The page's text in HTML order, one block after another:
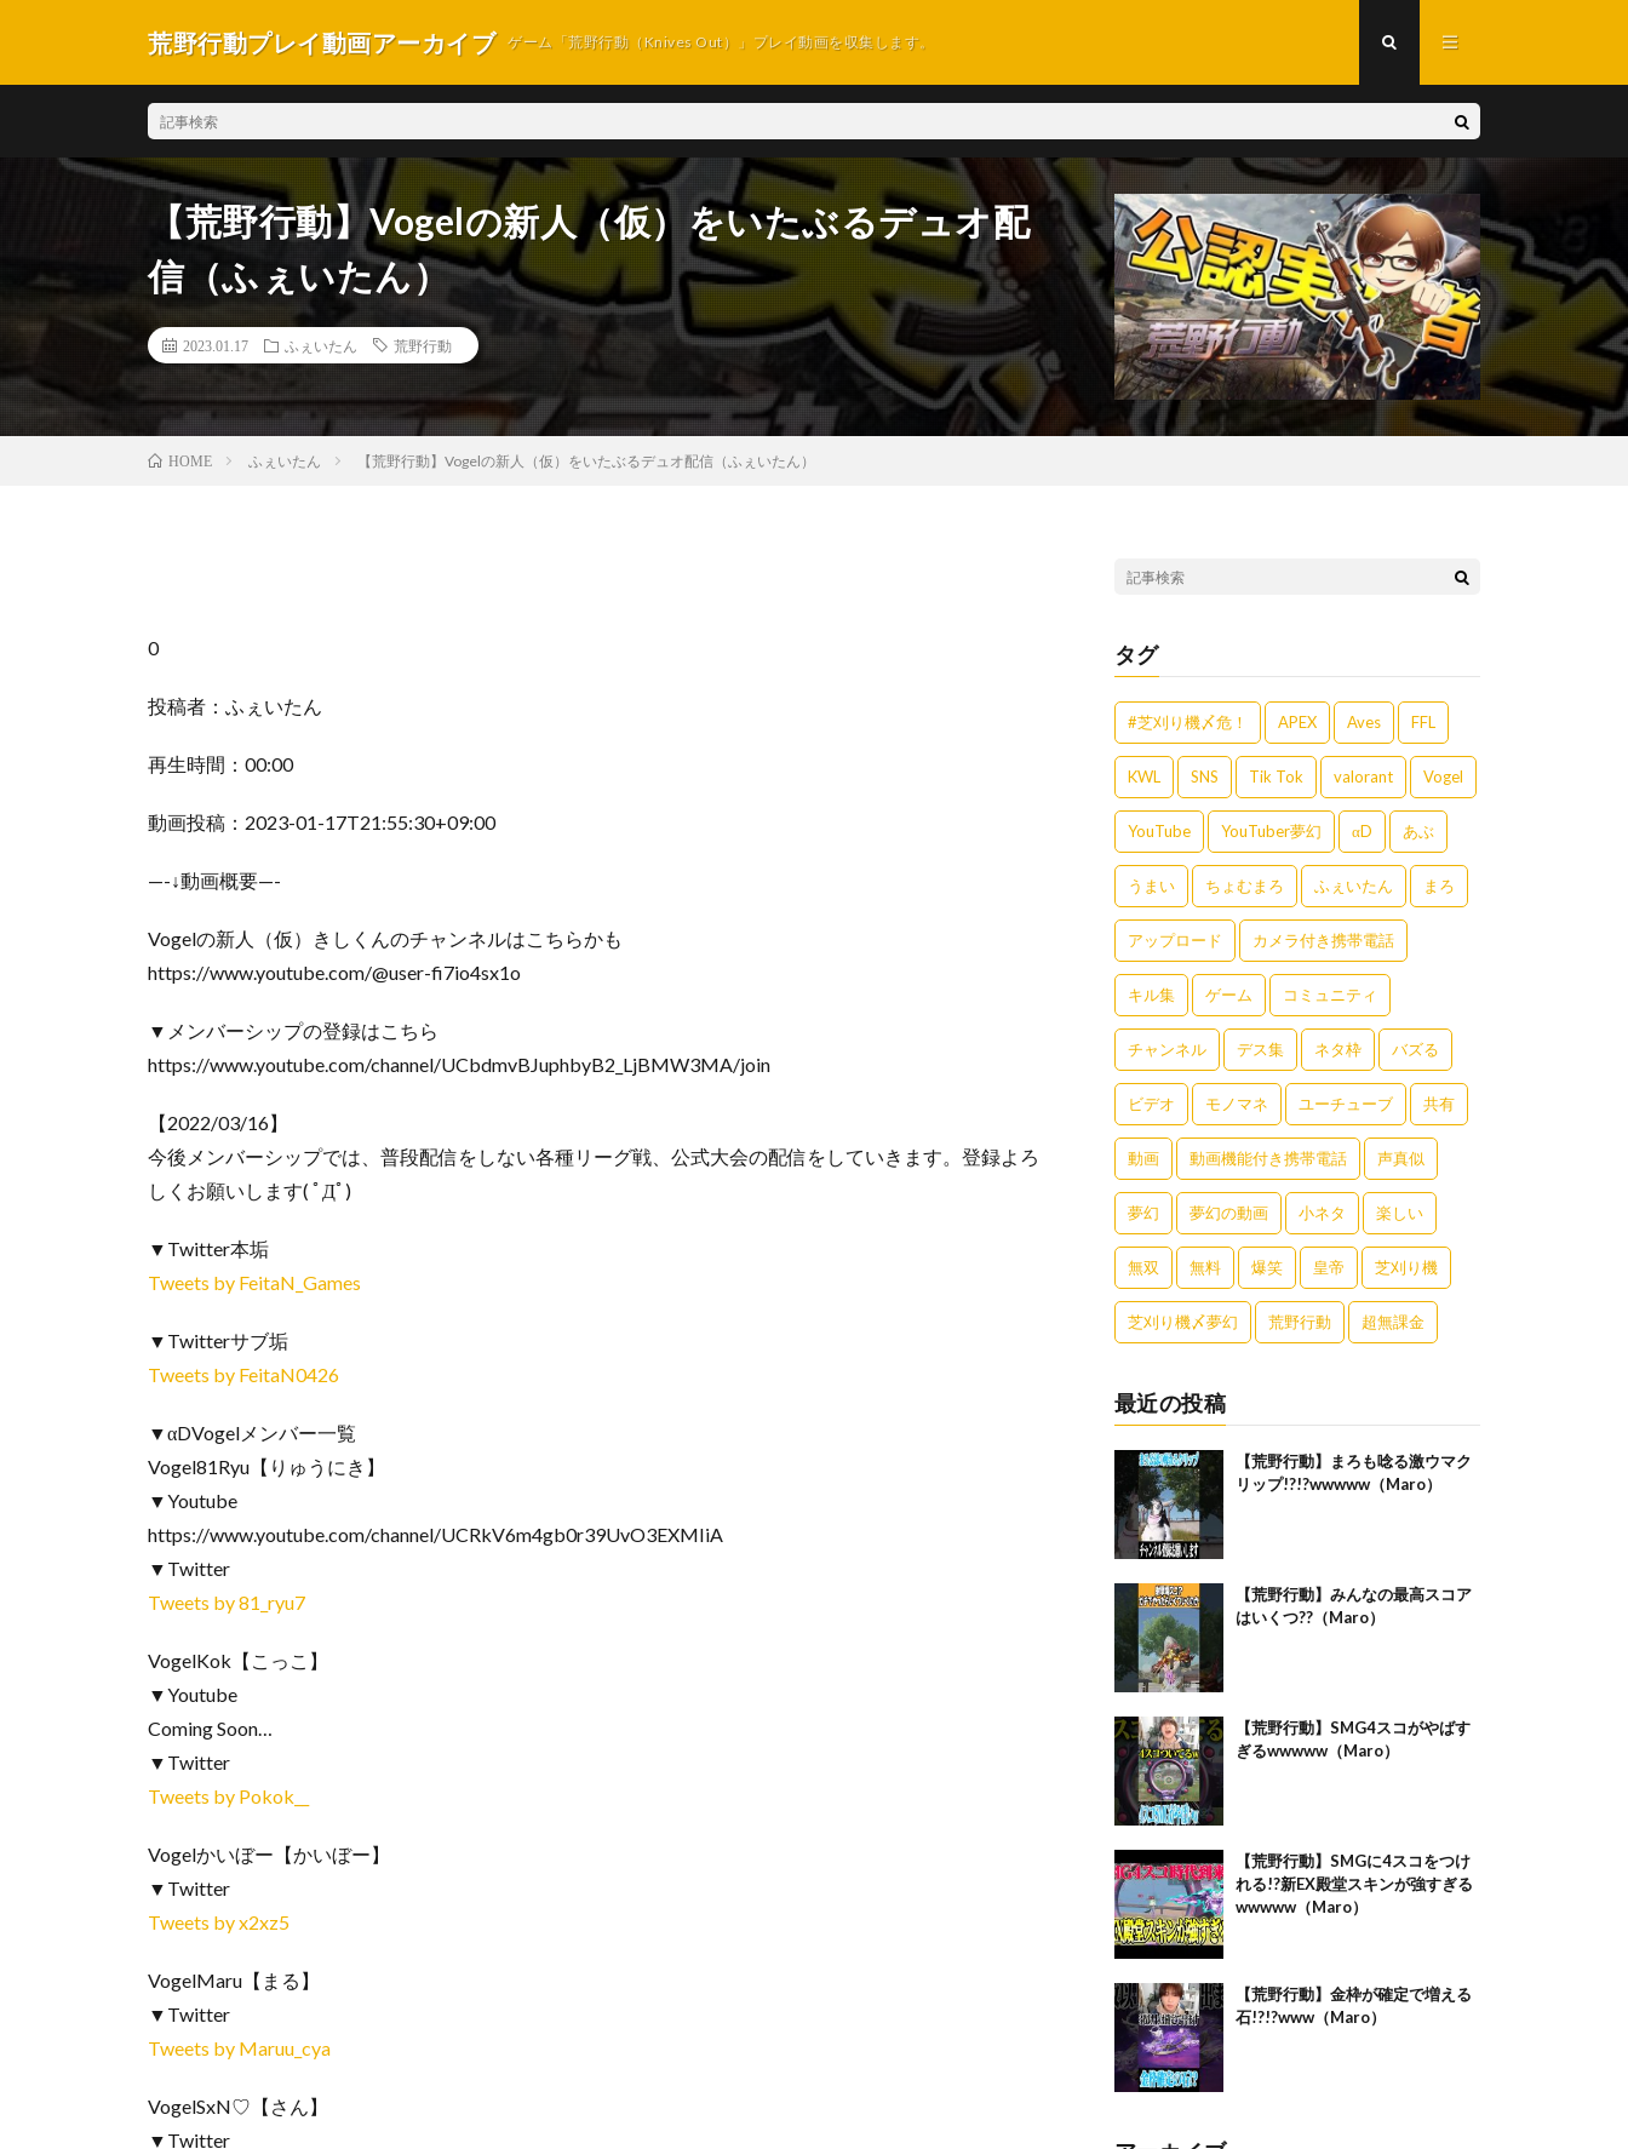
荒野行動プレイ動画アーカイブ ゲーム「荒野行動（Knives Out）」プレイ動画を収集します。
【荒野行動】Vogelの新人（仮）をいたぶるデュオ配
信（ふぇいたん）
2023.01.17 ふぇいたん 荒野行動
HOME ふぇいたん 【荒野行動】Vogelの新人（仮）をいたぶるデュオ配信（ふぇいたん）
0
投稿者：ふぇいたん
再生時間：00:00
動画投稿：2023-01-17T21:55:30+09:00
—-↓動画概要—-
Vogelの新人（仮）きしくんのチャンネルはこちらかも
https://www.youtube.com/@user-fi7io4sx1o
▼メンバーシップの登録はこちら
https://www.youtube.com/channel/UCbdmvBJuphbyB2_LjBMW3MA/join
【2022/03/16】
今後メンバーシップでは、普段配信をしない各種リーグ戦、公式大会の配信をしていきます。登録よろ
しくお願いします( ﾟДﾟ)
▼Twitter本垢
Tweets by FeitaN_Games
▼Twitterサブ垢
Tweets by FeitaN0426
▼αDVogelメンバー一覧
Vogel81Ryu【りゅうにき】
▼Youtube
https://www.youtube.com/channel/UCRkV6m4gb0r39UvO3EXMIiA
▼Twitter
Tweets by 81_ryu7
VogelKok【こっこ】
▼Youtube
Coming Soon…
▼Twitter
Tweets by Pokok__
Vogelかいぼー【かいぼー】
▼Twitter
Tweets by x2xz5
VogelMaru【まる】
▼Twitter
Tweets by Maruu_cya
VogelSxN♡【さん】
▼Twitter
タグ
#芝刈り機〆危！ APEX Aves FFL
KWL SNS Tik Tok valorant Vogel
YouTube YouTuber夢幻 αD あぶ
うまい ちょむまろ ふぇいたん まろ
アップロード カメラ付き携帯電話
キル集 ゲーム コミュニティ
チャンネル デス集 ネタ枠 バズる
ビデオ モノマネ ユーチューブ 共有
動画 動画機能付き携帯電話 声真似
夢幻 夢幻の動画 小ネタ 楽しい
無双 無料 爆笑 皇帝 芝刈り機
芝刈り機〆夢幻 荒野行動 超無課金
最近の投稿
【荒野行動】まろも唸る激ウマク
リップ!?!?wwwww（Maro）
【荒野行動】みんなの最高スコア
はいくつ??（Maro）
【荒野行動】SMG4スコがやばす
ぎるwwwww（Maro）
【荒野行動】SMGに4スコをつけ
れる!?新EX殿堂スキンが強すぎる
wwwww（Maro）
【荒野行動】金枠が確定で増える
石!?!?www（Maro）